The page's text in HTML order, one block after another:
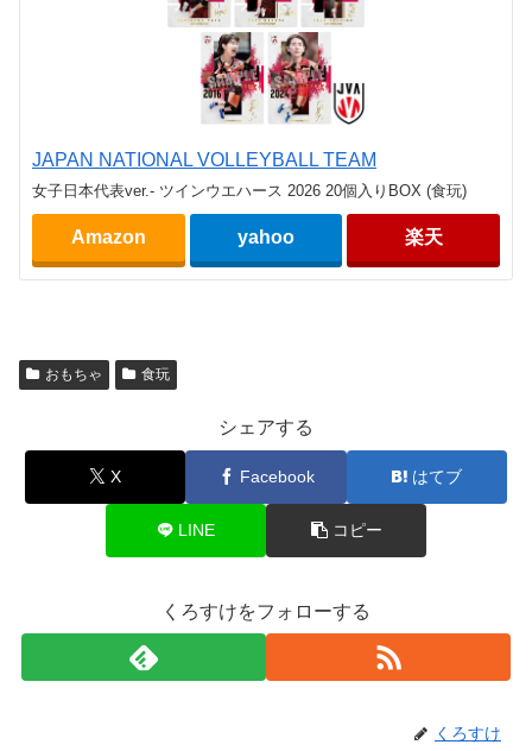
JAPAN NATIONAL VOLLEYBALL TEAM
女子日本代表ver.- ツインウエハース 2026 20個入りBOX (食玩)
Amazon yahoo 楽天
おもちゃ 食玩
シェアする
X Facebook はてブ
LINE コピー
くろすけをフォローする
くろすけ